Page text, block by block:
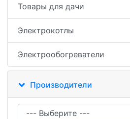
Товары для дачи
Электрокотлы
Электрообогреватели
Производители